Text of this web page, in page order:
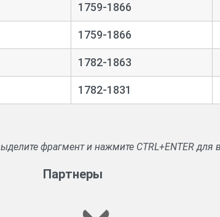
заемных писем и векселей, прошений.
провиант и фураж.
и Костроме.
1759-1866
1759-1866
1782-1863
1782-1831
фрагмент и нажмите CTRL+ENTER для
Партнеры